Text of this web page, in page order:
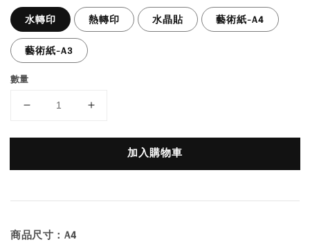
水轉印 熱轉印 水晶貼
藝術紙-A4
藝術紙-A3
數量
加入購物車
商品尺寸：A4